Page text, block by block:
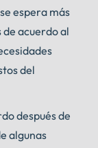
espera más
acuerdo al
del
después de
algunas